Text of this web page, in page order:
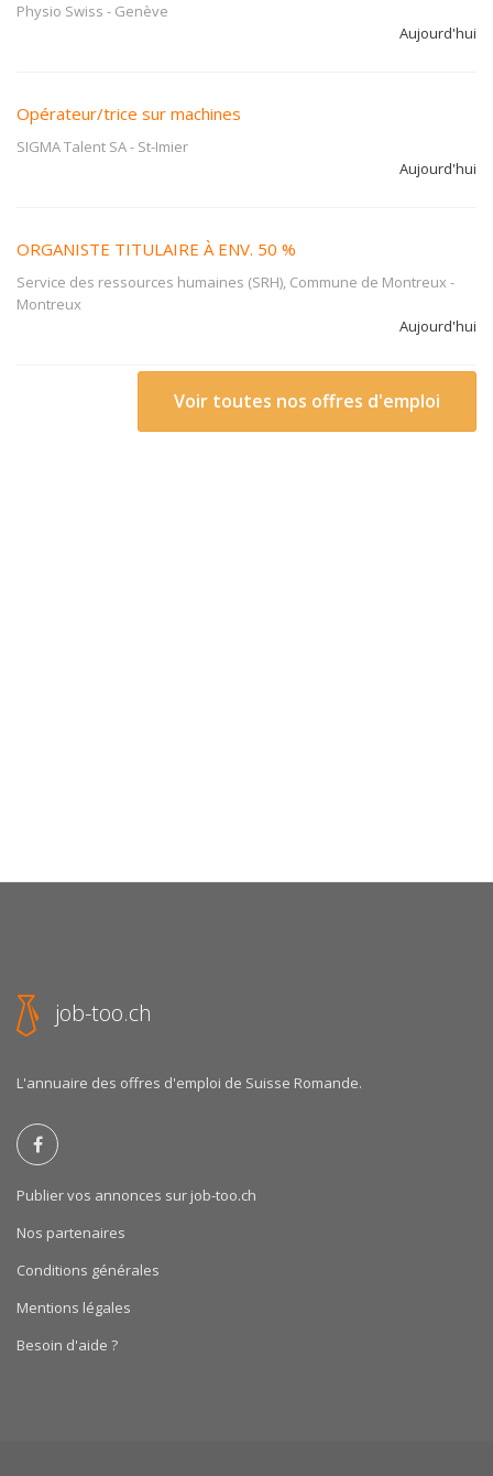
Physio Swiss - Genève
Aujourd'hui
Opérateur/trice sur machines
SIGMA Talent SA- St-Imier
Aujourd'hui
ORGANISTE TITULAIRE À ENV. 50 %
Service des ressources humaines (SRH), Commune de Montreux -
Montreux
Aujourd'hui
Voir toutes nos offres d'emploi
job-too.ch
L'annuaire des offres d'emploi de Suisse Romande.
Publier vos annonces sur job-too.ch
Nos partenaires
Conditions générales
Mentions légales
Besoin d'aide ?